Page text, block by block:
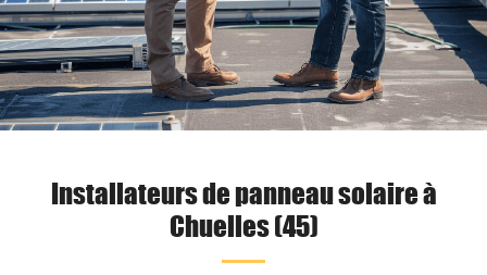
Installateurs de panneau solaire à
Chuelles (45)